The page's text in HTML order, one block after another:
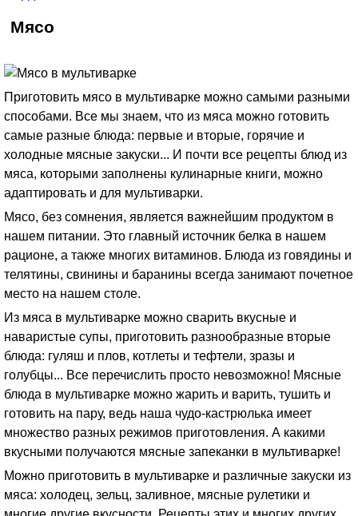
Мясо
Приготовить мясо в мультиварке можно самыми разными
способами. Все мы знаем, что из мяса можно готовить
самые разные блюда: первые и вторые, горячие и
холодные мясные закуски... И почти все рецепты блюд из
мяса, которыми заполнены кулинарные книги, можно
адаптировать и для мультиварки.
Мясо, без сомнения, является важнейшим продуктом в
нашем питании. Это главный источник белка в нашем
рационе, а также многих витаминов. Блюда из говядины и
телятины, свинины и баранины всегда занимают почетное
место на нашем столе.
Из мяса в мультиварке можно сварить вкусные и
наваристые супы, приготовить разнообразные вторые
блюда: гуляш и плов, котлеты и тефтели, зразы и
голубцы... Все перечислить просто невозможно! Мясные
блюда в мультиварке можно жарить и варить, тушить и
готовить на пару, ведь наша чудо-кастрюлька имеет
множество разных режимов приготовления. А какими
вкусными получаются мясные запеканки в мультиварке!
Можно приготовить в мультиварке и различные закуски из
мяса: холодец, зельц, заливное, мясные рулетики и